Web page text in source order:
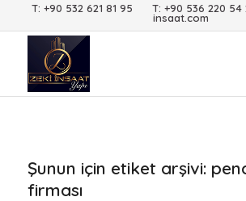
T: +90 532 621 81 95 T: +90 536 220
insaat.com
Şunun için etiket arşivi:
firması